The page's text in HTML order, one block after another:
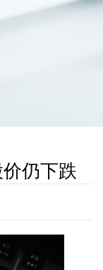
仍下跌